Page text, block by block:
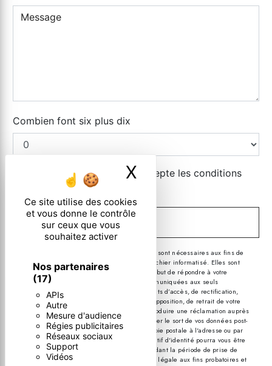
Ce site utilise des cookies
et vous donne le contrôle
sur ceux que vous
souhaitez activer
Nos partenaires
(17)
APIs
Autre
Mesure d'audience
Régies publicitaires
Réseaux sociaux
Support
Vidéos
X Masquer le
Combien font six plus dix
En cochant cette case, j'accepte les conditions
particulières ci-dessous **
ENVOYER
** Les données personnelles communiquées sont nécessaires aux fins de
vous contacter et sont enregistrées dans un fichier informatisé. Elles sont
destinées à et ses sous-traitants dans le seul but de répondre à votre
message. Les données collectées seront communiquées aux seuls
destinataires suivants: . Vous disposez de droits d’accès, de rectification,
d’effacement, de portabilité, de limitation, d’opposition, de retrait de votre
consentement à tout moment et du droit d’introduire une réclamation auprès
d’une autorité de contrôle, ainsi que d’organiser le sort de vos données post-
mortem. Vous pouvez exercer ces droits par voie postale à l'adresse ou par
courrier électronique à l'adresse . Un justificatif d'identité pourra vous être
demandé. Nous conservons vos données pendant la période de prise de
contact puis pendant la durée de prescription légale aux fins probatoires et